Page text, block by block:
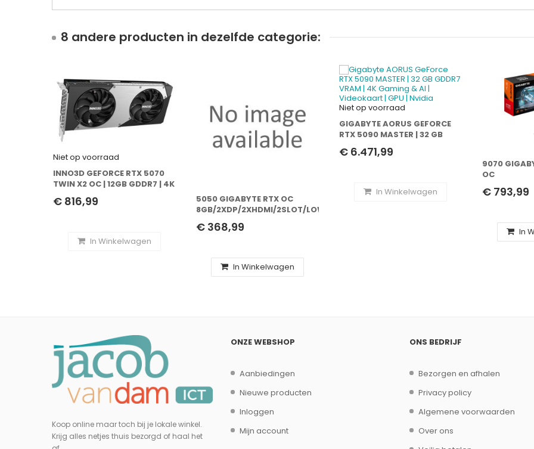
8 andere producten in dezelfde categorie:
Niet op voorraad
INNO3D GEFORCE RTX 5070
TWIN X2 OC | 12GB GDDR7 | 4K
GAMING & AI | VIDEOKAART |
NVIDIA
€ 816,99
In Winkelwagen
5050 GIGABYTE RTX OC
8GB/2XDP/2XHDMI/2SLOT/LOW
PROFILE
€ 368,99
In Winkelwagen
Niet op voorraad
GIGABYTE AORUS GEFORCE
RTX 5090 MASTER | 32 GB
GDDR7 VRAM | 4K GAMING &
AI | VIDEOKAART | GPU |
€ 6.471,99
In Winkelwagen
9070
OC
16GB/
€ 793,99
In
Koop online maar toch bij je lokale winkel.
Krijg alles netjes thuis bezorgd of haal het
ONZE WEBSHOP
Aanbiedingen
Nieuwe producten
Inloggen
Mijn account
ONS BEDRIJF
Bezorgen en afhalen
Privacy policy
Algemene voorwaarden
Over ons